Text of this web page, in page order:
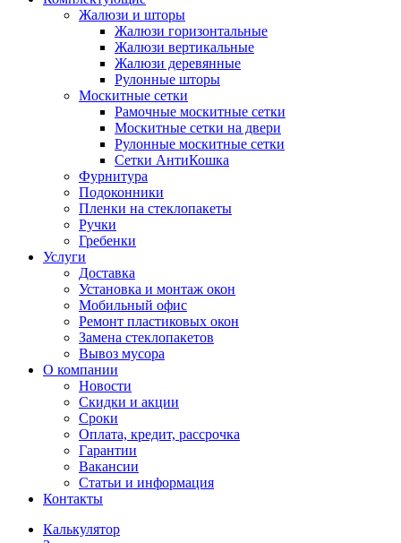
Жалюзи и шторы
Жалюзи горизонтальные
Жалюзи вертикальные
Жалюзи деревянные
Рулонные шторы
Москитные сетки
Рамочные москитные сетки
Москитные сетки на двери
Рулонные москитные сетки
Сетки АнтиКошка
Фурнитура
Подоконники
Пленки на стеклопакеты
Ручки
Гребенки
Услуги
Доставка
Установка и монтаж окон
Мобильный офис
Ремонт пластиковых окон
Замена стеклопакетов
Вывоз мусора
О компании
Новости
Скидки и акции
Сроки
Оплата, кредит, рассрочка
Гарантии
Вакансии
Статьи и информация
Контакты
Калькулятор